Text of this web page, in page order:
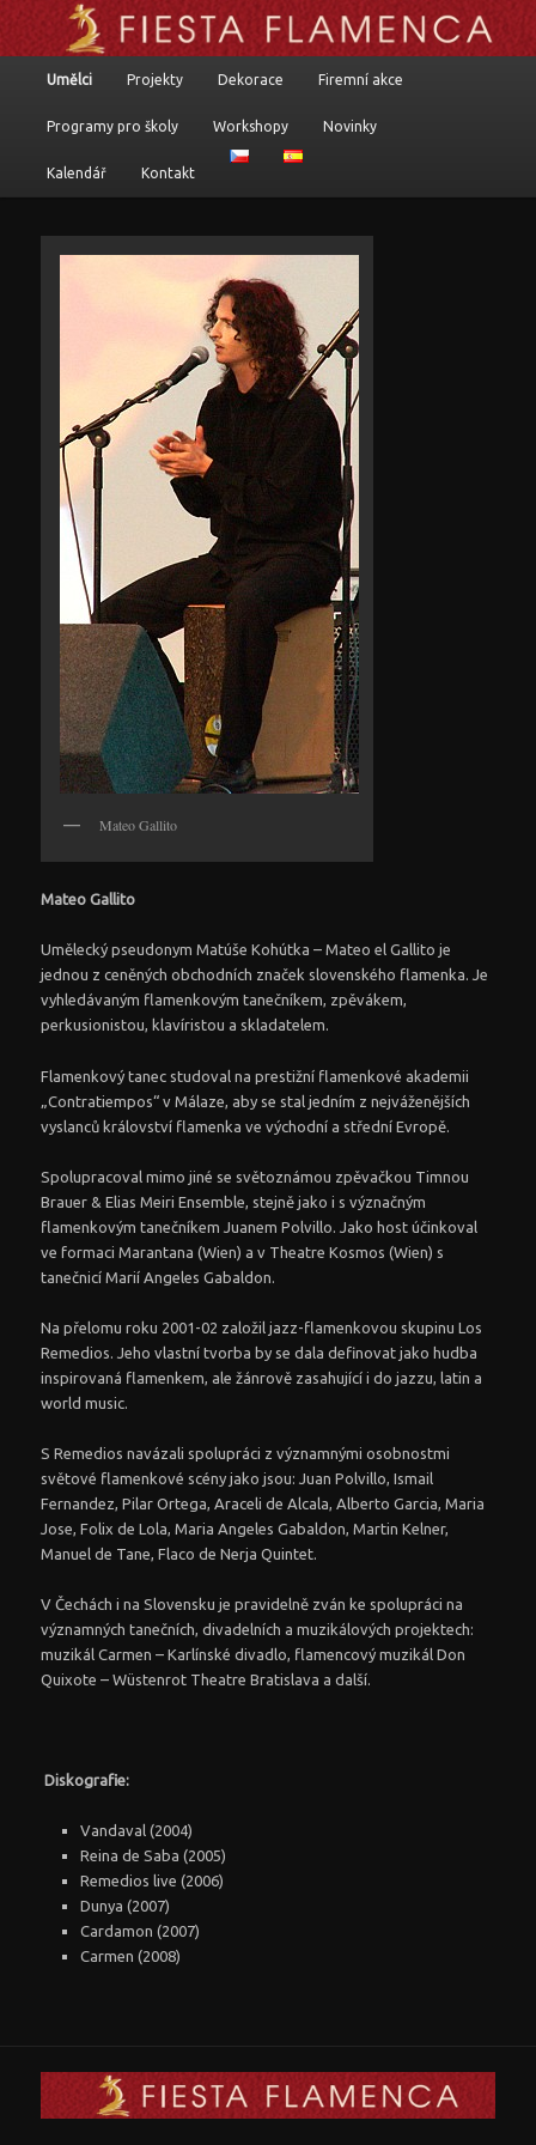
Flamenkoví umělci, programy a komponované pořady
Přejít k hlavnímu obsahu webu
Přejít k obsahu postranního panelu
Umělci Projekty Dekorace Firemní akce
Programy pro školy Workshopy Novinky
Kalendář Kontakt
Mateo Gallito
Mateo Gallito
Umělecký pseudonym Matúše Kohútka – Mateo el Gallito je
jednou z ceněných obchodních značek slovenského flamenka. Je
vyhledávaným flamenkovým tanečníkem, zpěvákem,
perkusionistou, klavíristou a skladatelem.
Flamenkový tanec studoval na prestižní flamenkové akademii
„Contratiempos“ v Málaze, aby se stal jedním z nejváženějších
vyslanců království flamenka ve východní a střední Evropě.
Spolupracoval mimo jiné se světoznámou zpěvačkou Timnou
Brauer & Elias Meiri Ensemble, stejně jako i s význačným
flamenkovým tanečníkem Juanem Polvillo. Jako host účinkoval
ve formaci Marantana (Wien) a v Theatre Kosmos (Wien) s
tanečnicí Marií Angeles Gabaldon.
Na přelomu roku 2001-02 založil jazz-flamenkovou skupinu Los
Remedios. Jeho vlastní tvorba by se dala definovat jako hudba
inspirovaná flamenkem, ale žánrově zasahující i do jazzu, latin a
world music.
S Remedios navázali spolupráci z významnými osobnostmi
světové flamenkové scény jako jsou: Juan Polvillo, Ismail
Fernandez, Pilar Ortega, Araceli de Alcala, Alberto Garcia, Maria
Jose, Folix de Lola, Maria Angeles Gabaldon, Martin Kelner,
Manuel de Tane, Flaco de Nerja Quintet.
V Čechách i na Slovensku je pravidelně zván ke spolupráci na
významných tanečních, divadelních a muzikálových projektech:
muzikál Carmen – Karlínské divadlo, flamencový muzikál Don
Quixote – Wüstenrot Theatre Bratislava a další.
Diskografie:
Vandaval (2004)
Reina de Saba (2005)
Remedios live (2006)
Dunya (2007)
Cardamon (2007)
Carmen (2008)